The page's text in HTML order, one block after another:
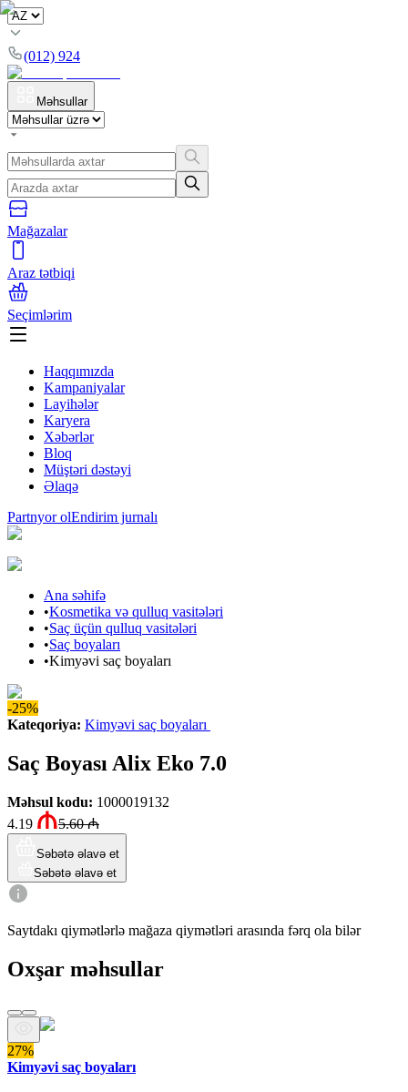
(012) 924
Məhsullar
Mağazalar
Araz tətbiqi
Seçimlərim
Haqqımızda
Kampaniyalar
Layihələr
Karyera
Xəbərlər
Bloq
Müştəri dəstəyi
Əlaqə
Partnyor olEndirim jurnalı
Ana səhifə
•Kosmetika və qulluq vasitələri
•Saç üçün qulluq vasitələri
•Saç boyaları
•Kimyəvi saç boyaları
-25%
Kateqoriya: Kimyəvi saç boyaları
Saç Boyası Alix Eko 7.0
Məhsul kodu: 1000019132
4.19
5.60₼
Səbətə əlavə et
Səbətə əlavə et
Saytdakı qiymətlərlə mağaza qiymətləri arasında fərq ola bilər
Oxşar məhsullar
27%
Kimyəvi saç boyaları